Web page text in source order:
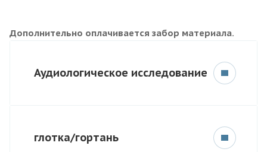
Дополнительно оплачивается забор материала.
Аудиологическое исследование
глотка/гортань